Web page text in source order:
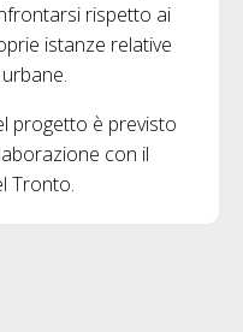
rispetto ai
istanze relative
progetto è previsto
con il
Tronto.